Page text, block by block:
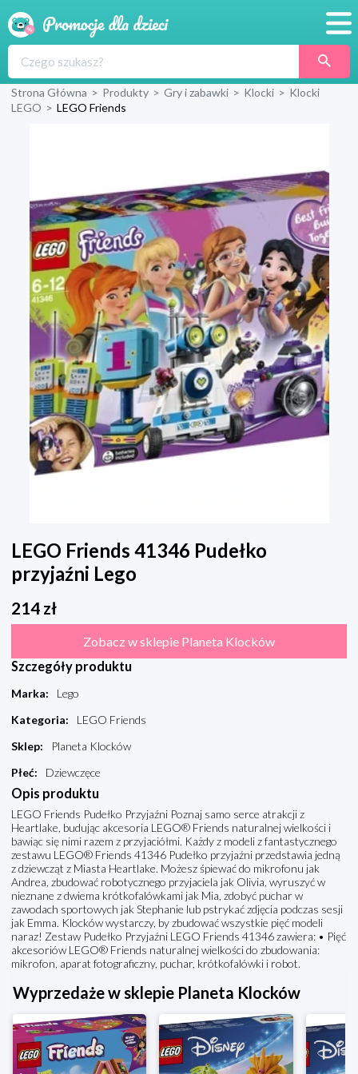
Produkty
Wyprawka
Strona Główna > Produkty > Gry i zabawki > Klocki > Klocki
LEGO > LEGO Friends
LEGO Friends 41346 Pudełko
przyjaźni Lego
214 zł
Zobacz w sklepie Planeta Klocków
Szczegóły produktu
Marka:
Lego
Kategoria:
LEGO Friends
Sklep:
Planeta Klocków
Płeć: Dziewczęce
Opis produktu
LEGO Friends Pudełko Przyjaźni Poznaj samo serce atrakcji z
Heartlake, budując akcesoria LEGO® Friends naturalnej wielkości i
bawiąc się nimi razem z przyjaciółmi. Każdy z modeli z fantastycznego
zestawu LEGO® Friends 41346 Pudełko przyjaźni przedstawia jedną
z dziewcząt z Miasta Heartlake. Możesz śpiewać do mikrofonu jak
Andrea, zbudować robotycznego przyjaciela jak Olivia, wyruszyć w
nieznane z dwiema krótkofalówkami jak Mia, zdobyć puchar w
zawodach sportowych jak Stephanie lub pstrykać zdjęcia podczas sesji
jak Emma. Klocków wystarczy, by zbudować wszystkie pięć modeli
naraz! Zestaw Pudełko Przyjaźni LEGO Friends 41346 zawiera: • Pięć
akcesoriów LEGO® Friends naturalnej wielkości do zbudowania:
mikrofon, aparat fotograficzny, puchar, krótkofalówki i robot.
Wyprzedaże w sklepie Planeta Klocków